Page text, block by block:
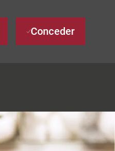
Conceder